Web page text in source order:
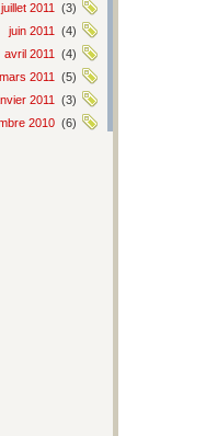
juillet 2011
(3)
juin 2011
(4)
avril 2011
(4)
mars 2011
(5)
2011
(3)
2010 (6)